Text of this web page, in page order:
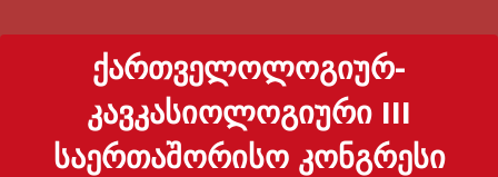
ᲥᲐᲠᲗᲕᲔᲚᲝᲚᲝᲒᲘᲣᲠ-
ᲙᲐᲕᲙᲐᲡᲘᲝᲚᲝᲒᲘᲣᲠᲘ III
ᲡᲐᲔᲠᲗᲐᲨᲝᲠᲘᲡᲝ ᲙᲝᲜᲒᲠᲔᲡᲘ